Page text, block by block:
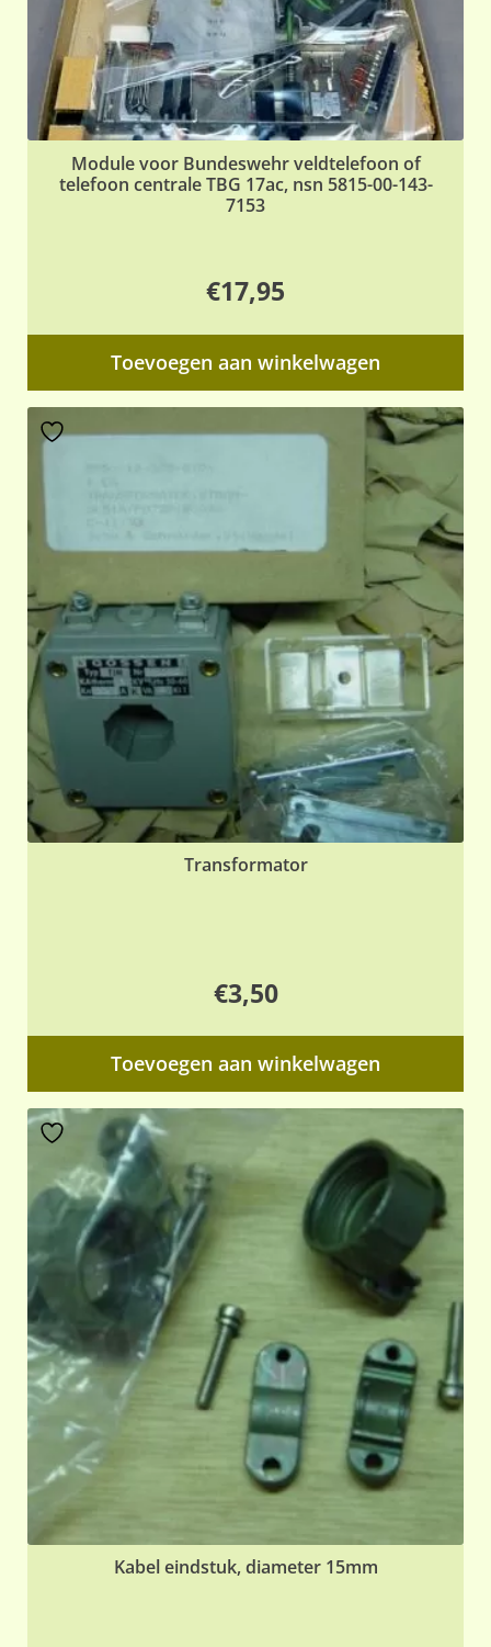
Module voor Bundeswehr veldtelefoon of
telefoon centrale TBG 17ac, nsn 5815-00-143-
7153
€17,95
Toevoegen aan winkelwagen
Transformator
€3,50
Toevoegen aan winkelwagen
Kabel eindstuk, diameter 15mm